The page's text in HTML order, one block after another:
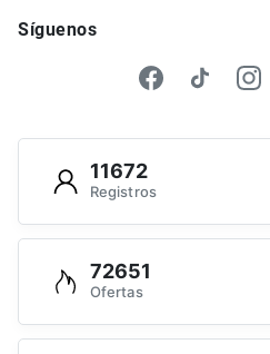
Síguenos
11672
Registros
72651
Ofertas